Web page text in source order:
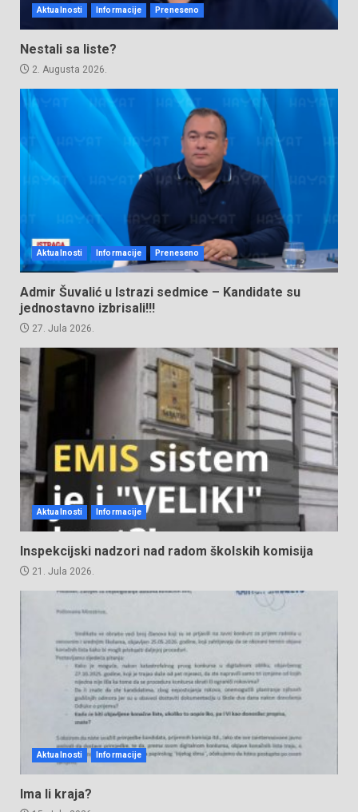
Aktualnosti Informacije Preneseno
Nestali sa liste?
2. Augusta 2026.
Aktualnosti Informacije Preneseno
Admir Šuvalić u Istrazi sedmice – Kandidate su
jednostavno izbrisali!!!
27. Jula 2026.
Aktualnosti Informacije
Inspekcijski nadzori nad radom školskih komisija
21. Jula 2026.
Aktualnosti Informacije
Ima li kraja?